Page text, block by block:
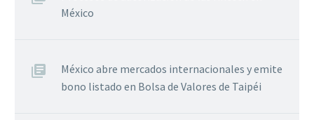
México
México abre mercados internacionales y emite
bono listado en Bolsa de Valores de Taipéi